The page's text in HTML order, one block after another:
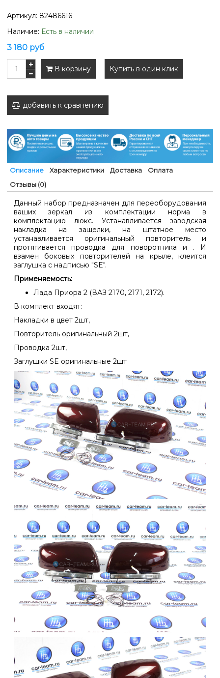
Артикул: 82486616
Наличие: Есть в наличии
3 180 руб
В корзину Купить в один клик
добавить к сравнению
Описание Характеристики Доставка
Оплата
Отзывы (0)
Данный набор предназначен для переоборудования
ваших зеркал из комплектации норма в
комплектацию люкс. Устанавливается заводская
накладка на защелки, на штатное место
устанавливается оригинальный повторитель и
протягивается проводка для поворотника и . И
взамен боковых повторителей на крыле, клеится
заглушка с надписью "SE".
Применяемость:
Лада Приора 2 (ВАЗ 2170, 2171, 2172).
В комплект входят:
Накладки в цвет 2шт,
Повторитель оригинальный 2шт,
Проводка 2шт,
Заглушки SE оригинальные 2шт